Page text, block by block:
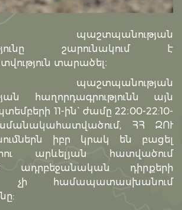
պաշտպանության
շարունակում է
տարածել։
պաշտպանության
հաղորդագրությունն այն
11-ին` ժամը 22։00-22:10-
ՀՀ ԶՈՒ
իբր կրակ են բացել
արևելյան հատվածում
ադրբեջանական դիրքերի
չի համապատասխանում